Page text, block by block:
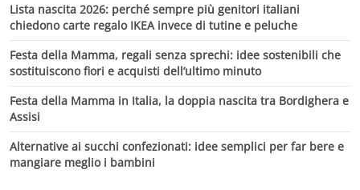
Lista nascita 2026: perché sempre più genitori italiani
chiedono carte regalo IKEA invece di tutine e peluche
Festa della Mamma, regali senza sprechi: idee sostenibili che
sostituiscono fiori e acquisti dell’ultimo minuto
Festa della Mamma in Italia, la doppia nascita tra Bordighera e
Assisi
Alternative ai succhi confezionati: idee semplici per far bere e
mangiare meglio i bambini